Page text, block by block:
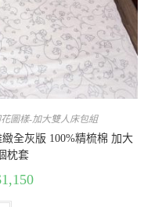
圖樣-加大雙人床包組
全灰版 100%精梳棉 加大
枕套
1,150